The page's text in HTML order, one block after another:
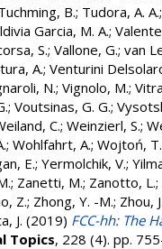
B.; Tudora, A. A.
Garcia, M. A.;
S.; Vallone, G.; van
A.; Venturini
N.; Vignolo, M.;
; Voutsinas, G. G.;
C.; Weinzierl, S.;
; Wohlfahrt, A.; Wojtoń, T.
E.; Yermolchik, V.;
; Zanetti, M.; Zanotto, L.;
Z.; Zhong, Y. -M.; Zhou,
J. (2019) FCC-hh: The
Topics, 228 (4). pp.